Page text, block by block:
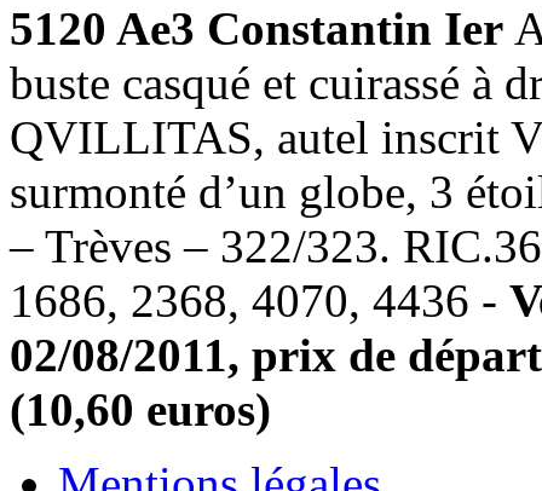
5120 Ae3 Constantin Ier
buste casqué et cuirassé à
QVILLITAS, autel inscrit
surmonté d’un globe, 3
– Trèves – 322/323.
1686, 2368, 4070, 4436 -
02/08/2011, prix de
(10,60 euros)